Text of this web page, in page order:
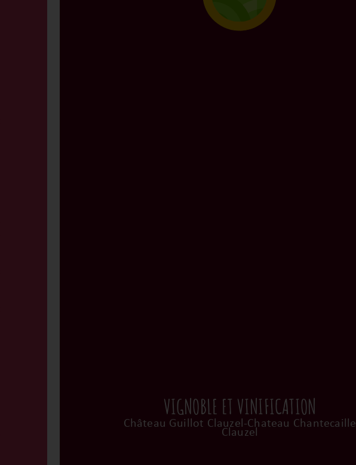
VIGNOBLE ET VINIFICATION
Château Guillot Clauzel-Chateau Chantecaille
Clauzel